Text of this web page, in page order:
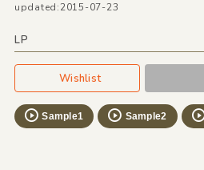
updated:2015-07-23
LP
Wishlist
Sample1 Sample2